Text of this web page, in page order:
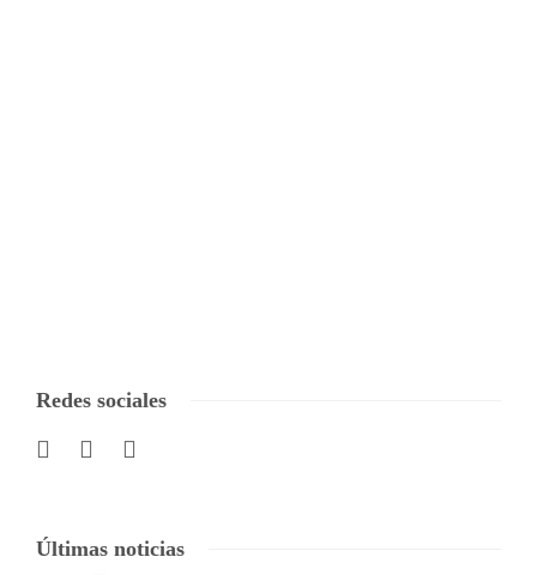
Redes sociales
Últimas noticias